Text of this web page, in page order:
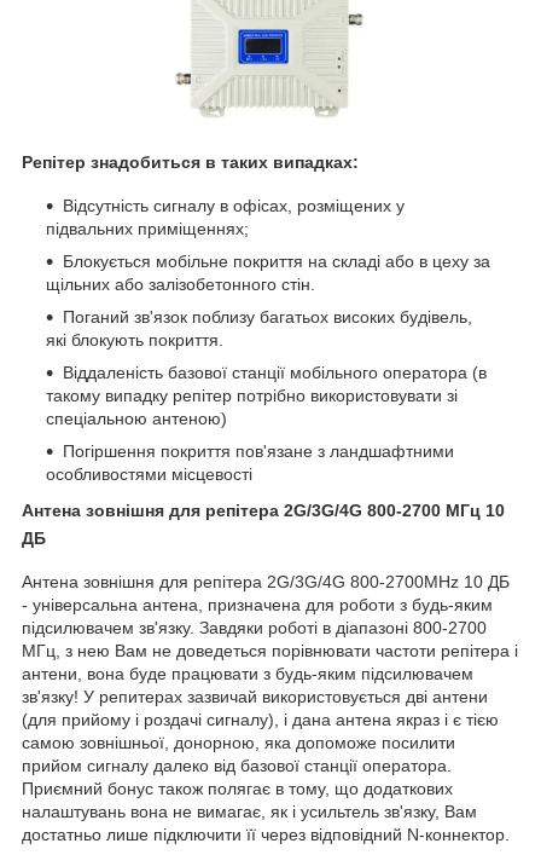
Репітер знадобиться в таких випадках:
Відсутність сигналу в офісах, розміщених у
підвальних приміщеннях;
Блокується мобільне покриття на складі або в цеху за
щільних або залізобетонного стін.
Поганий зв'язок поблизу багатьох високих будівель,
які блокують покриття.
Віддаленість базової станції мобільного оператора (в
такому випадку репітер потрібно використовувати зі
спеціальною антеною)
Погіршення покриття пов'язане з ландшафтними
особливостями місцевості
Антена зовнішня для репітера 2G/3G/4G 800-2700 МГц 10
ДБ
Антена зовнішня для репітера 2G/3G/4G 800-2700MHz 10 ДБ
- універсальна антена, призначена для роботи з будь-яким
підсилювачем зв'язку. Завдяки роботі в діапазоні 800-2700
МГц, з нею Вам не доведеться порівнювати частоти репітера і
антени, вона буде працювати з будь-яким підсилювачем
зв'язку! У репитерах зазвичай використовується дві антени
(для прийому і роздачі сигналу), і дана антена якраз і є тією
самою зовнішньої, донорною, яка допоможе посилити
прийом сигналу далеко від базової станції оператора.
Приємний бонус також полягає в тому, що додаткових
налаштувань вона не вимагає, як і усильтель зв'язку, Вам
достатньо лише підключити її через відповідний N-коннектор.